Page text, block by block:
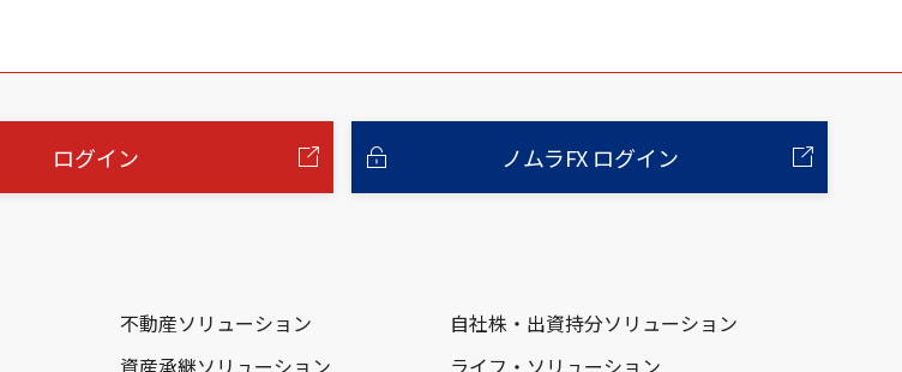
ログイン ノムラFX ログイン
不動産ソリューション
自社株・出資持分ソリューション
資産承継ソリューション
ライフ・ソリューション